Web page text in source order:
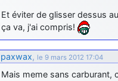
Et éviter de glisser dessus
ça va, j'ai compris!
paxwax, le 9 mars 2012 17:04
Mais meme sans carburant,